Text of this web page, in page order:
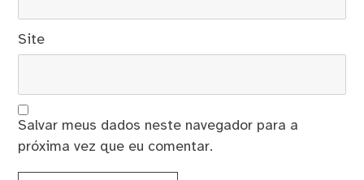
Site
Salvar meus dados neste navegador para a
próxima vez que eu comentar.